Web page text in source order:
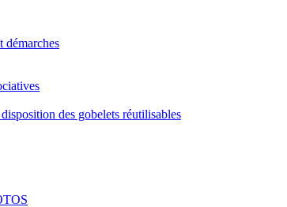
démarches
des gobelets réutilisables